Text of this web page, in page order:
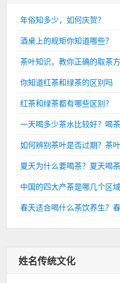
年俗知多少，如何庆贺？
酒桌上的规矩你知道哪些？
茶叶知识，教你正确的取茶
你知道红茶和绿茶的区别吗
红茶和绿茶都有哪些区别？
一天喝多少茶水比较好？喝
如何辨别茶叶是否过期？茶
夏天为什么要喝茶？夏天喝
中国的四大产茶是哪几个区
春天适合喝什么茶饮养生？
姓名传统文化